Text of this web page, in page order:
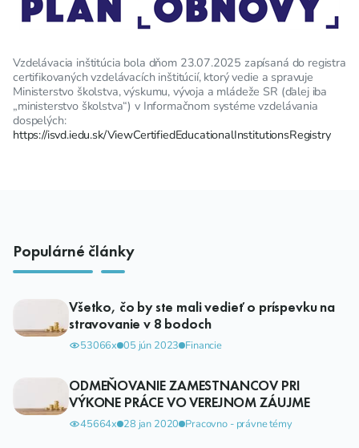
Vzdelávacia inštitúcia bola dňom 23.07.2025 zapísaná do registra
certifikovaných vzdelávacích inštitúcií, ktorý vedie a spravuje
Ministerstvo školstva, výskumu, vývoja a mládeže SR (ďalej iba
„ministerstvo školstva“) v Informačnom systéme vzdelávania
dospelých:
https://isvd.iedu.sk/ViewCertifiedEducationalInstitutionsRegistry
Populárné články
Všetko, čo by ste mali vedieť o príspevku na
stravovanie v 8 bodoch
53066x 05 jún 2023 Financie
ODMEŇOVANIE ZAMESTNANCOV PRI
VÝKONE PRÁCE VO VEREJNOM ZÁUJME
45664x 28 jan 2020 Pracovno - právne témy